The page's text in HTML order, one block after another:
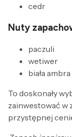
cedr
Nuty
paczuli
wetiwer
biała ambra
To doskonały
zainwestować w
przystępnej